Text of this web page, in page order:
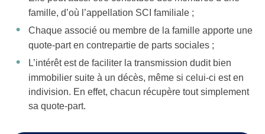
famille, d’où l’appellation SCI familiale ;
Chaque associé ou membre de la famille apporte une
quote-part en contrepartie de parts sociales ;
L’intérêt est de faciliter la transmission dudit bien
immobilier suite à un décès, même si celui-ci est en
indivision. En effet, chacun récupère tout simplement
sa quote-part.